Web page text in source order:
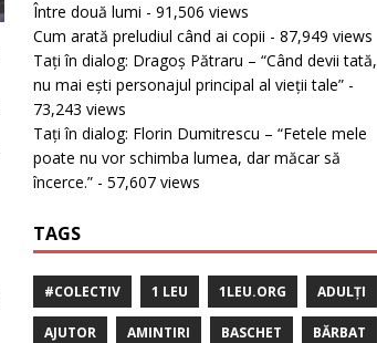
Între două lumi - 91,506 views
Cum arată preludiul când ai copii - 87,949 views
Tați în dialog: Dragoș Pătraru – “Când devii tată,
nu mai ești personajul principal al vieții tale”-
73,243 views
Tați în dialog: Florin Dumitrescu – “Fetele mele
poate nu vor schimba lumea, dar măcar să
încerce.”- 57,607 views
TAGS
#COLECTIV 1 LEU 1LEU.ORG ADULȚI
AJUTOR AMINTIRI BASCHET BĂRBAT